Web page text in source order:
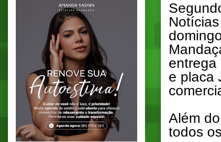
entrega
e placa
Além
todos